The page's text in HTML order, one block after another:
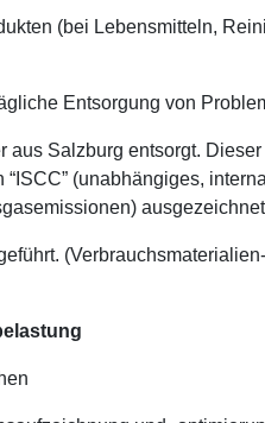
(bei Lebensmitteln,
Entsorgung von
Salzburg entsorgt.
(unabhängiges,